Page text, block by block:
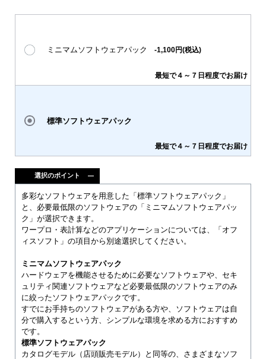
最短で４～７日程度でお届け
ミニマムソフトウェアパック -1,100円(税込)
最短で４～７日程度でお届け
標準ソフトウェアパック
選択のポイント
多彩なソフトウェアを用意した「標準ソフトウェアパック」
と、必要最低限のソフトウェアの「ミニマムソフトウェアパッ
ク」が選択できます。
ワープロ・表計算などのアプリケーションについては、「オフ
ィスソフト」の項目から別途選択してください。
ミニマムソフトウェアパック
ハードウェアを機能させるために必要なソフトウェアや、セキ
ュリティ関連ソフトウェアなど必要最低限のソフトウェアのみ
に絞ったソフトウェアパックです。
すでにお手持ちのソフトウェアがある方や、ソフトウェアは自
分で購入するという方、シンプルな環境を求める方におすすめ
です。
標準ソフトウェアパック
カタログモデル（店頭販売モデル）と同等の、さまざまなソフ